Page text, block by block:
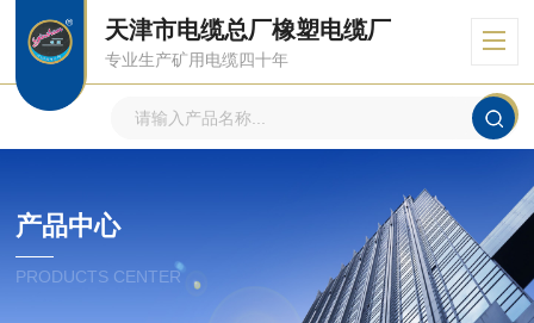
天津市电缆总厂橡塑电缆厂
专业生产矿用电缆四十年
产品中心
PRODUCTS CENTER